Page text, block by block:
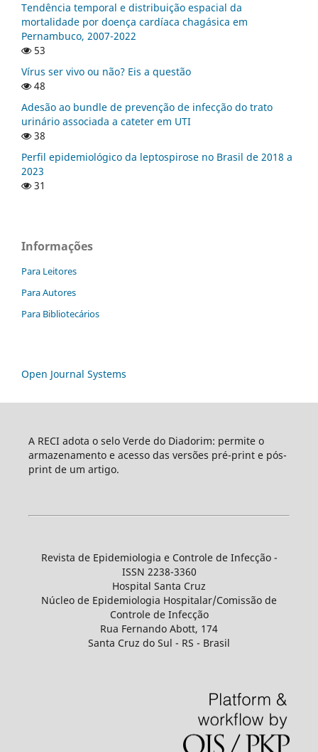
Tendência temporal e distribuição espacial da
mortalidade por doença cardíaca chagásica em
Pernambuco, 2007-2022
53
Vírus ser vivo ou não? Eis a questão
48
Adesão ao bundle de prevenção de infecção do trato
urinário associada a cateter em UTI
38
Perfil epidemiológico da leptospirose no Brasil de 2018 a
2023
31
Informações
Para Leitores
Para Autores
Para Bibliotecários
Open Journal Systems
A RECI adota o selo Verde do Diadorim: permite o
armazenamento e acesso das versões pré-print e pós-
print de um artigo.
Revista de Epidemiologia e Controle de Infecção -
ISSN 2238-3360
Hospital Santa Cruz
Núcleo de Epidemiologia Hospitalar/Comissão de
Controle de Infecção
Rua Fernando Abott, 174
Santa Cruz do Sul - RS - Brasil